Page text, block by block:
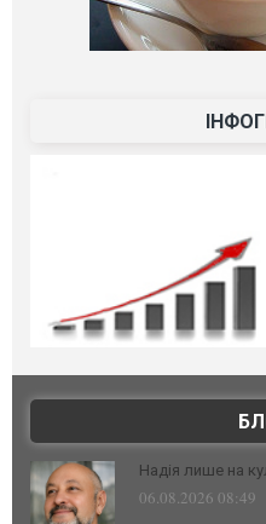
Надія лише на
06.08.2026 08:49